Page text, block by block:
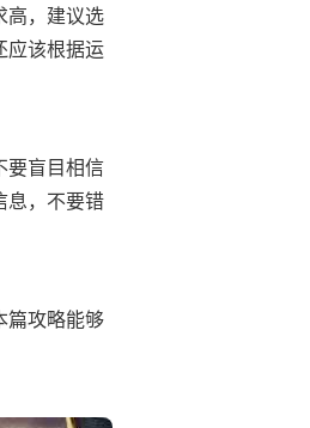
高，建议选
应该根据运
要盲目相信
息，不要错
篇攻略能够